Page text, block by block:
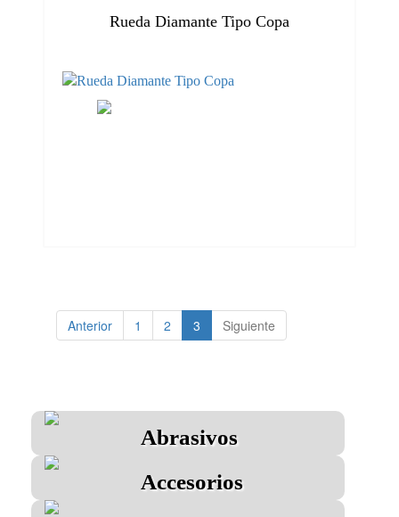
Rueda Diamante Tipo Copa
Anterior 1 2 3 Siguiente
Abrasivos
Accesorios